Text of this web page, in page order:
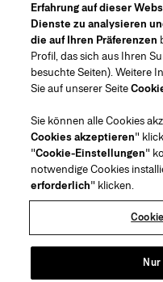
Kundenservice
Geschäft finden
Beauty Versand und Rücksendungen
FAQs
Über uns
House of Herrera
(öffnet in neuem Tab)
Allgemeine Geschäftsbedingungen
Allgemein Modevertragsbedingungen
Erfahrung auf dieser
Dienste zu analysieren
die auf Ihren Präferenzen
Profil, das sich aus Ihren
besuchte Seiten). Weitere
Sie auf unserer Seite
Sie können alle Cookies
Cookies akzeptieren"
"Cookie-Einstellungen"
notwendige Cookies
erforderlich" klicken.